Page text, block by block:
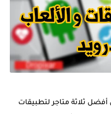
ثلاثة متاجر لتطبيقات